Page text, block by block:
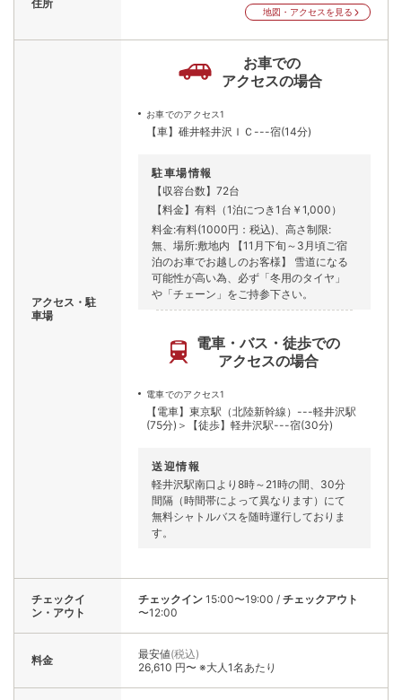
住所
地図・アクセスを見る
アクセス・駐
車場
お車での
アクセスの場合
お車でのアクセス1
【車】碓井軽井沢ＩＣ---宿(14分)
駐車場情報
【収容台数】72台
【料金】有料（1泊につき1台￥1,000）
料金:有料(1000円：税込)、高さ制限:
無、場所:敷地内 【11月下旬～3月頃ご宿
泊のお車でお越しのお客様】 雪道になる
可能性が高い為、必ず「冬用のタイヤ」
や「チェーン」をご持参下さい。
電車・バス・徒歩での
アクセスの場合
電車でのアクセス1
【電車】東京駅（北陸新幹線）---軽井沢駅
(75分)＞【徒歩】軽井沢駅---宿(30分)
送迎情報
軽井沢駅南口より8時～21時の間、30分
間隔（時間帯によって異なります）にて
無料シャトルバスを随時運行しておりま
す。
チェックイ
ン・アウト
チェックイン 15:00〜19:00 / チェックアウト
〜12:00
料金 最安値(税込)
26,610 円〜 ※大人1名あたり